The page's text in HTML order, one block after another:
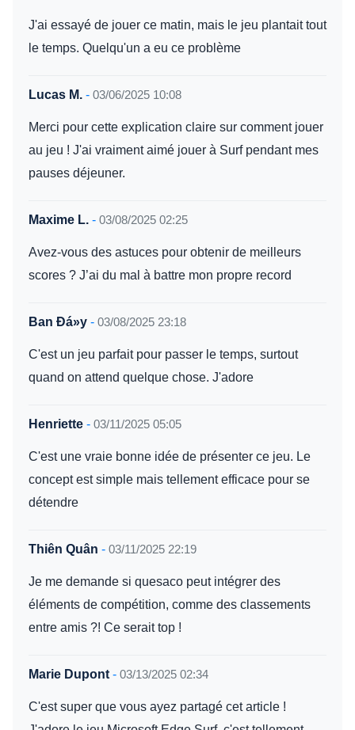
J'ai essayé de jouer ce matin, mais le jeu plantait tout
le temps. Quelqu'un a eu ce problème
Lucas M. - 03/06/2025 10:08
Merci pour cette explication claire sur comment jouer
au jeu ! J'ai vraiment aimé jouer à Surf pendant mes
pauses déjeuner.
Maxime L. - 03/08/2025 02:25
Avez-vous des astuces pour obtenir de meilleurs
scores ? J’ai du mal à battre mon propre record
Ban Đá»y - 03/08/2025 23:18
C'est un jeu parfait pour passer le temps, surtout
quand on attend quelque chose. J'adore
Henriette - 03/11/2025 05:05
C'est une vraie bonne idée de présenter ce jeu. Le
concept est simple mais tellement efficace pour se
détendre
Thiên Quân - 03/11/2025 22:19
Je me demande si quesaco peut intégrer des
éléments de compétition, comme des classements
entre amis ?! Ce serait top !
Marie Dupont - 03/13/2025 02:34
C'est super que vous ayez partagé cet article !